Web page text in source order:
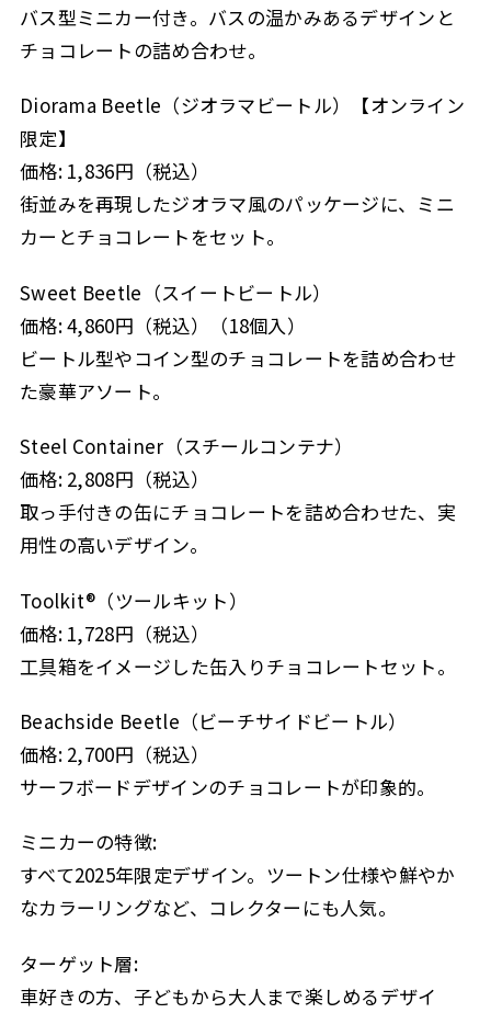
バス型ミニカー付き。バスの温かみあるデザインと
チョコレートの詰め合わせ。
Diorama Beetle（ジオラマビートル）【オンライン
限定】
価格: 1,836円（税込）
街並みを再現したジオラマ風のパッケージに、ミニ
カーとチョコレートをセット。
Sweet Beetle（スイートビートル）
価格: 4,860円（税込）（18個入）
ビートル型やコイン型のチョコレートを詰め合わせ
た豪華アソート。
Steel Container（スチールコンテナ）
価格: 2,808円（税込）
取っ手付きの缶にチョコレートを詰め合わせた、実
用性の高いデザイン。
Toolkit®（ツールキット）
価格: 1,728円（税込）
工具箱をイメージした缶入りチョコレートセット。
Beachside Beetle（ビーチサイドビートル）
価格: 2,700円（税込）
サーフボードデザインのチョコレートが印象的。
ミニカーの特徴:
すべて2025年限定デザイン。ツートン仕様や鮮やか
なカラーリングなど、コレクターにも人気。
ターゲット層:
車好きの方、子どもから大人まで楽しめるデザイ